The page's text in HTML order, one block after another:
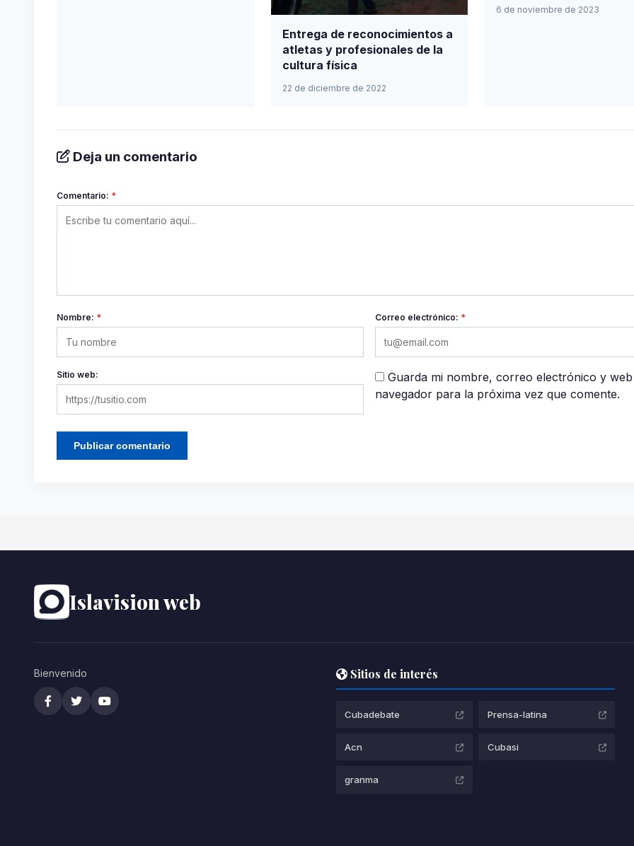
Entrega de reconocimientos a
atletas y profesionales de la
cultura física
22 de diciembre de 2022
6 de noviembre de 2023
Deja un comentario
Comentario: *
Nombre: * Correo electrónico: *
Sitio web:
Guarda mi nombre, correo electrónico y
navegador para la próxima vez que comente.
Islavision web
Bienvenido Sitios de interés
Cubadebate Prensa-latina
Acn Cubasi
granma